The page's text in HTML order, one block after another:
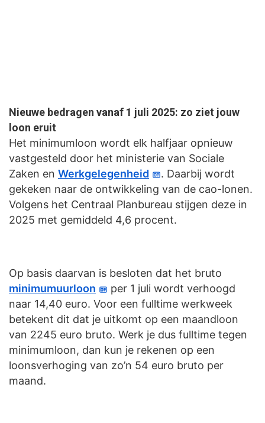
Nieuwe bedragen vanaf 1 juli 2025: zo ziet jouw
loon eruit
Het minimumloon wordt elk halfjaar opnieuw
vastgesteld door het ministerie van Sociale
Zaken en Werkgelegenheid
. Daarbij wordt
gekeken naar de ontwikkeling van de cao-lonen.
Volgens het Centraal Planbureau stijgen deze in
2025 met gemiddeld 4,6 procent.
Op basis daarvan is besloten dat het bruto
minimumuurloon
per 1 juli wordt verhoogd
naar 14,40 euro. Voor een fulltime werkweek
betekent dit dat je uitkomt op een maandloon
van 2245 euro bruto. Werk je dus fulltime tegen
minimumloon, dan kun je rekenen op een
loonsverhoging van zo’n 54 euro bruto per
maand.